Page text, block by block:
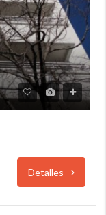
Detalles